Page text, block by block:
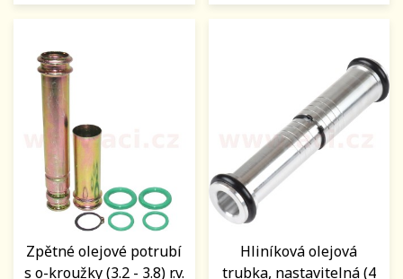
Zpětné olejové potrubí
s o-kroužky (3.2 - 3.8) r.v.
Hliníková olejová
trubka, nastavitelná (4